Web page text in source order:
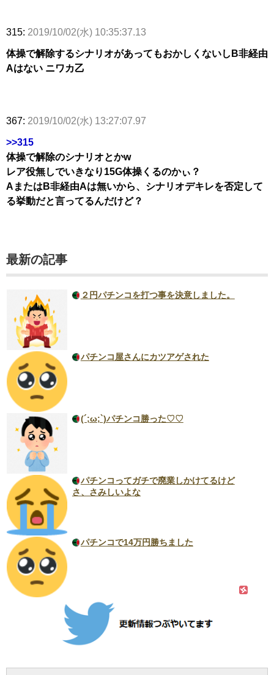
315: 2019/10/02(水) 10:35:37.13
体操で解除するシナリオがあってもおかしくないしB非経由
Aはない ニワカ乙
367: 2019/10/02(水) 13:27:07.97
>>315
体操で解除のシナリオとかw
レア役無しでいきなり15G体操くるのかぃ？
AまたはB非経由Aは無いから、シナリオデキレを否定して
る挙動だと言ってるんだけど？
最新の記事
２円パチンコを打つ事を決意しました。
パチンコ屋さんにカツアゲされた
(´;ω;`)パチンコ勝った♡♡
パチンコってガチで廃業しかけてるけど
さ、さみしいよな
パチンコで14万円勝ちました